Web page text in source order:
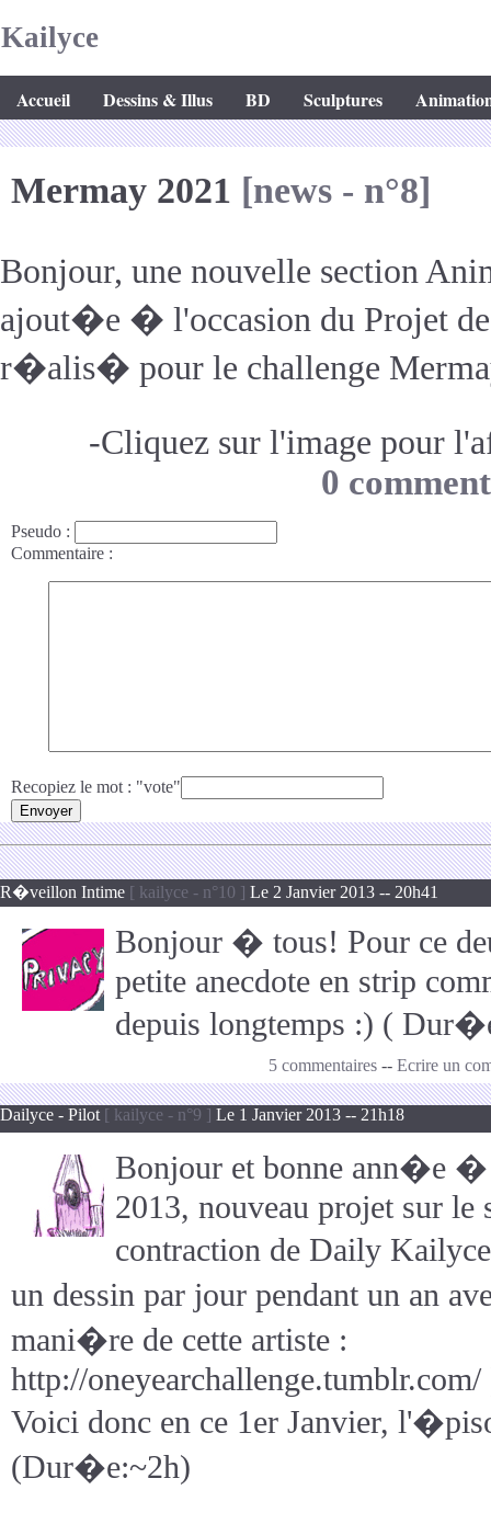
Kailyce
Accueil Dessins & Illus BD Sculptures
Mermay 2021 [news - n°8]
Bonjour, une nouvelle section
ajout�e � l'occasion du Projet
r�alis� pour le challenge
-Cliquez sur l'image pour
0
Pseudo :
Commentaire :
Recopiez le mot : "vote"
R�veillon Intime [ kailyce - n°10 ] Le 2 Janvier 2013 -- 20h41
Bonjour � tous! Pour ce
petite anecdote en strip
depuis longtemps :) (
5 commentaires -- Ecrire un
Dailyce - Pilot[ kailyce - n°9 ] Le 1 Janvier 2013 -- 21h18
Bonjour et bonne ann�e
2013, nouveau projet sur
contraction de Daily
un dessin par jour pendant un an
mani�re de cette artiste :
http://oneyearchallenge.tumblr.com/
Voici donc en ce 1er Janvier,
(Dur�e:~2h)